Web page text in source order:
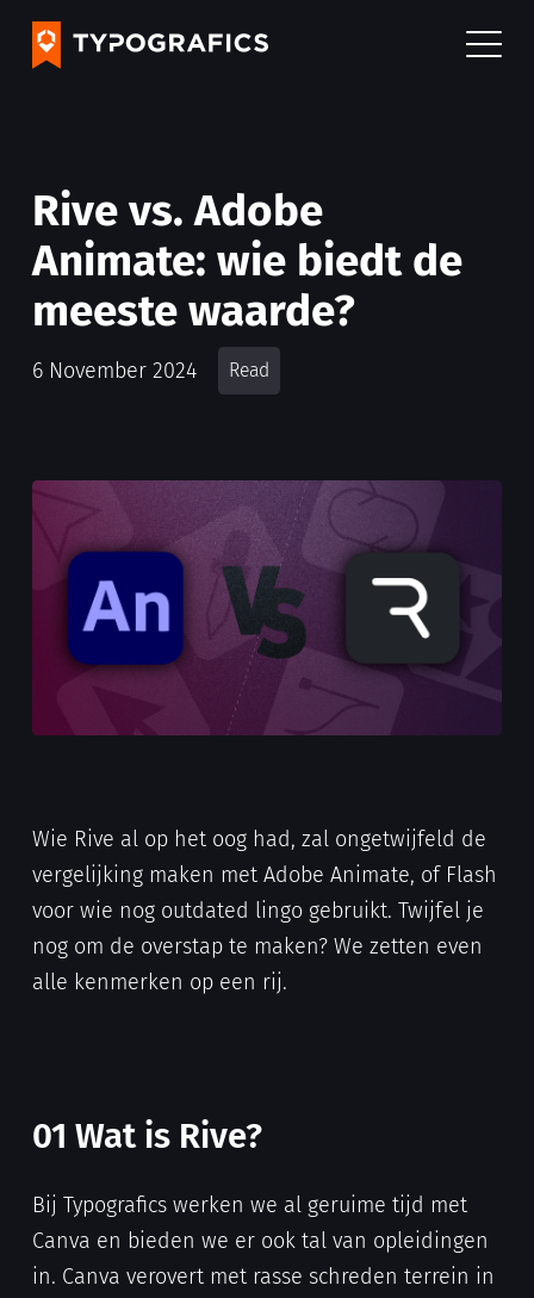
Rive vs. Adobe
Animate: wie biedt de
meeste waarde?
6 November 2024 Read
Wie Rive al op het oog had, zal ongetwijfeld de
vergelijking maken met Adobe Animate, of Flash
voor wie nog outdated lingo gebruikt. Twijfel je
nog om de overstap te maken? We zetten even
alle kenmerken op een rij.
01 Wat is Rive?
Bij Typografics werken we al geruime tijd met
Canva en bieden we er ook tal van opleidingen
in. Canva verovert met rasse schreden terrein in